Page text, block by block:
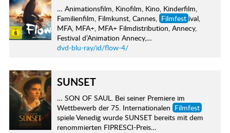
… Animationsfilm, Kinofilm, Kino, Kinderfilm,
Familienfilm, Filmkunst, Cannes,
Filmfest ival,
MFA, MFA+, MFA+ Filmdistribution, Annecy,
Festival d’Animation Annecy,…
dvd-blu-ray/id/flow-4/
SUNSET
… SON OF SAUL. Bei seiner Premiere im
Wettbewerb der 75. Internationalen Filmfest
spiele Venedig wurde SUNSET bereits mit dem
renommierten FIPRESCI-Preis…